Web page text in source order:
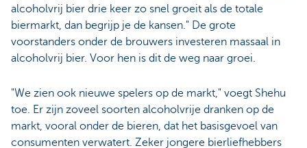
alcoholvrij bier drie keer zo snel groeit als de totale
biermarkt, dan begrijp je de kansen." De grote
voorstanders onder de brouwers investeren massaal in
alcoholvrij bier. Voor hen is dit de weg naar groei.
"We zien ook nieuwe spelers op de markt," voegt Shehu
toe. Er zijn zoveel soorten alcoholvrije dranken op de
markt, vooral onder de bieren, dat het basisgevoel van
consumenten verwatert. Zeker jongere bierliefhebbers